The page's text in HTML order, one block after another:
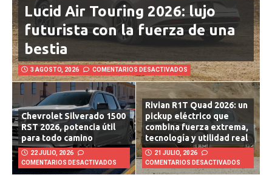
Lucid Air Touring 2026: lujo
futurista con la fuerza de una
bestia
3 AGOSTO, 2026 COMENTARIOS DESACTIVADOS
Chevrolet Silverado 1500
RST 2026, potencia útil
para todo camino
22 JULIO, 2026
COMENTARIOS DESACTIVADOS
Rivian R1T Quad 2026: un
pickup eléctrico que
combina fuerza extrema,
tecnología y utilidad real
21 JULIO, 2026
COMENTARIOS DESACTIVADOS